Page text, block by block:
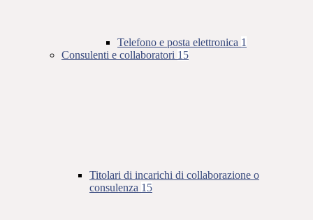
Telefono e posta elettronica 1
Consulenti e collaboratori 15
Titolari di incarichi di collaborazione o
consulenza 15